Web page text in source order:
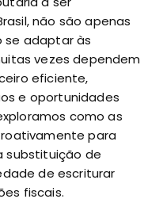
não são apenas
se adaptar às
vezes dependem
eficiente,
e oportunidades
como as
para
substituição de
de escriturar
fiscais.